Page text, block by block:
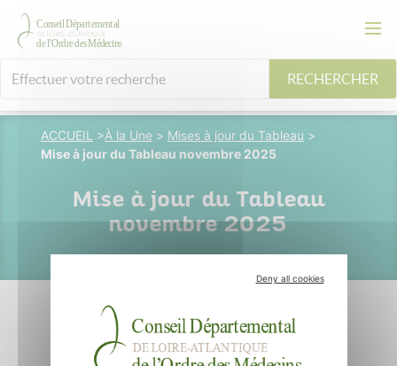
RECHERCHER
ACCUEIL >À la Une > Mises à jour du Tableau >
Mise à jour du Tableau novembre 2025
Mise à jour du Tableau
novembre 2025
06 novembre 2025
Deny all cookies